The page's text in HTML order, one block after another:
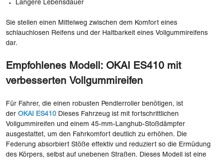
Längere Lebensdauer
Sie stellen einen Mittelweg zwischen dem Komfort eines
schlauchlosen Reifens und der Haltbarkeit eines Vollgummireifens
dar.
Empfohlenes Modell: OKAI ES410 mit
verbesserten Vollgummireifen
Für Fahrer, die einen robusten Pendlerroller benötigen, ist
der OKAI ES410 Dieses Fahrzeug ist mit fortschrittlichen
Vollgummireifen und einem 45-mm-Langhub-Stoßdämpfer
ausgestattet, um den Fahrkomfort deutlich zu erhöhen. Die
Federung absorbiert Stöße effektiv und reduziert so die Ermüdung
des Körpers, selbst auf unebenen Straßen. Dieses Modell ist eine